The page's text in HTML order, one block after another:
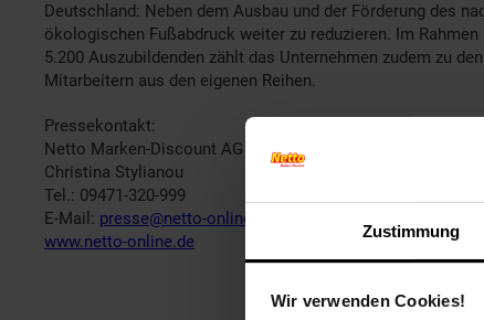
Zustimmung
Wir verwenden Cookies!
Deutschland: Neben dem Ausbau und der Förderung des
ökologischen Fußabdruck weiter zu reduzieren. Im
5.200 Auszubildenden zählt das Unternehmen zudem zu
Mitarbeitern aus den eigenen Reihen.
Pressekontakt:
Netto Marken-Discount AG & Co. KG
Christina Stylianou
Tel.: 09471-320-999
E-Mail: presse@netto-online.de
www.netto-online.de